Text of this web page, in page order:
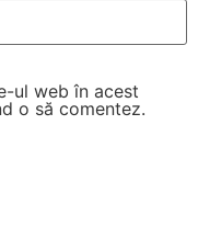
ul web în acest
o să comentez.